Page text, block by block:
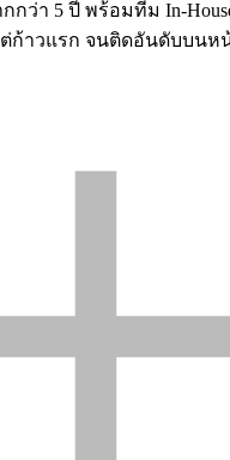
กว่า 5 ปี พร้อมทีม In-
ก้าวแรก จนติดอันดับบนห